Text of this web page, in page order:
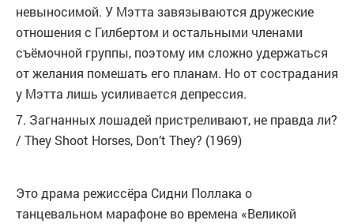
невыносимой. У Мэтта завязываются дружеские
отношения с Гилбертом и остальными членами
съёмочной группы, поэтому им сложно удержаться
от желания помешать его планам. Но от сострадания
у Мэтта лишь усиливается депрессия.
7. Загнанных лошадей пристреливают, не правда ли?
/ They Shoot Horses, Don’t They? (1969)
Это драма режиссёра Сидни Поллака о
танцевальном марафоне во времена «Великой